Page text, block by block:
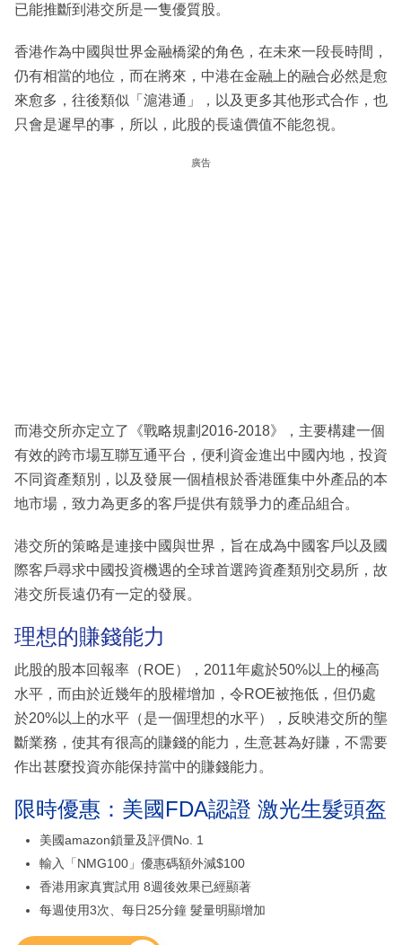
已能推斷到港交所是一隻優質股。
香港作為中國與世界金融橋梁的角色，在未來一段長時間，
仍有相當的地位，而在將來，中港在金融上的融合必然是愈
來愈多，往後類似「滬港通」，以及更多其他形式合作，也
只會是遲早的事，所以，此股的長遠價值不能忽視。
廣告
而港交所亦定立了《戰略規劃2016-2018》，主要構建一個
有效的跨市場互聯互通平台，便利資金進出中國內地，投資
不同資產類別，以及發展一個植根於香港匯集中外產品的本
地市場，致力為更多的客戶提供有競爭力的產品組合。
港交所的策略是連接中國與世界，旨在成為中國客戶以及國
際客戶尋求中國投資機遇的全球首選跨資產類別交易所，故
港交所長遠仍有一定的發展。
理想的賺錢能力
此股的股本回報率（ROE），2011年處於50%以上的極高
水平，而由於近幾年的股權增加，令ROE被拖低，但仍處
於20%以上的水平（是一個理想的水平），反映港交所的壟
斷業務，使其有很高的賺錢的能力，生意甚為好賺，不需要
作出甚麼投資亦能保持當中的賺錢能力。
限時優惠：美國FDA認證 激光生髮頭盔
美國amazon鎖量及評價No. 1
輸入「NMG100」優惠碼額外減$100
香港用家真實試用 8週後效果已經顯著
每週使用3次、每日25分鐘 髮量明顯增加